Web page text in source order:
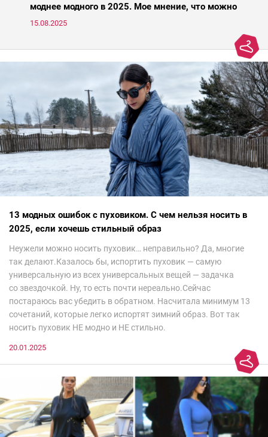
моднее модного в 2025. Мое мнение, что можно
носить, а что нет
15.08.2025
13 модных ошибок с пуховиком. С чем нельзя носить в
2025, если хочешь стильный образ
Неужели можно носить пуховик… неправильно? Да, многие
так делают.Казалось бы, испортить пуховик — самую
универсальную из всех универсальных вещей — задачка
со звездочкой. Ну, то есть почти нереально.Сейчас
постараюсь вас убедить в обратном. Насчитала минимум 13
сочетаний, которые легко испортят зимний образ. Вот так
носить пуховик НЕ модно и НЕ стильно.
20.01.2025